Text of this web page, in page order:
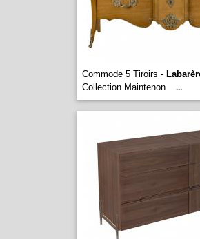
Commode 5 Tiroirs -
Collection Maintenon
...